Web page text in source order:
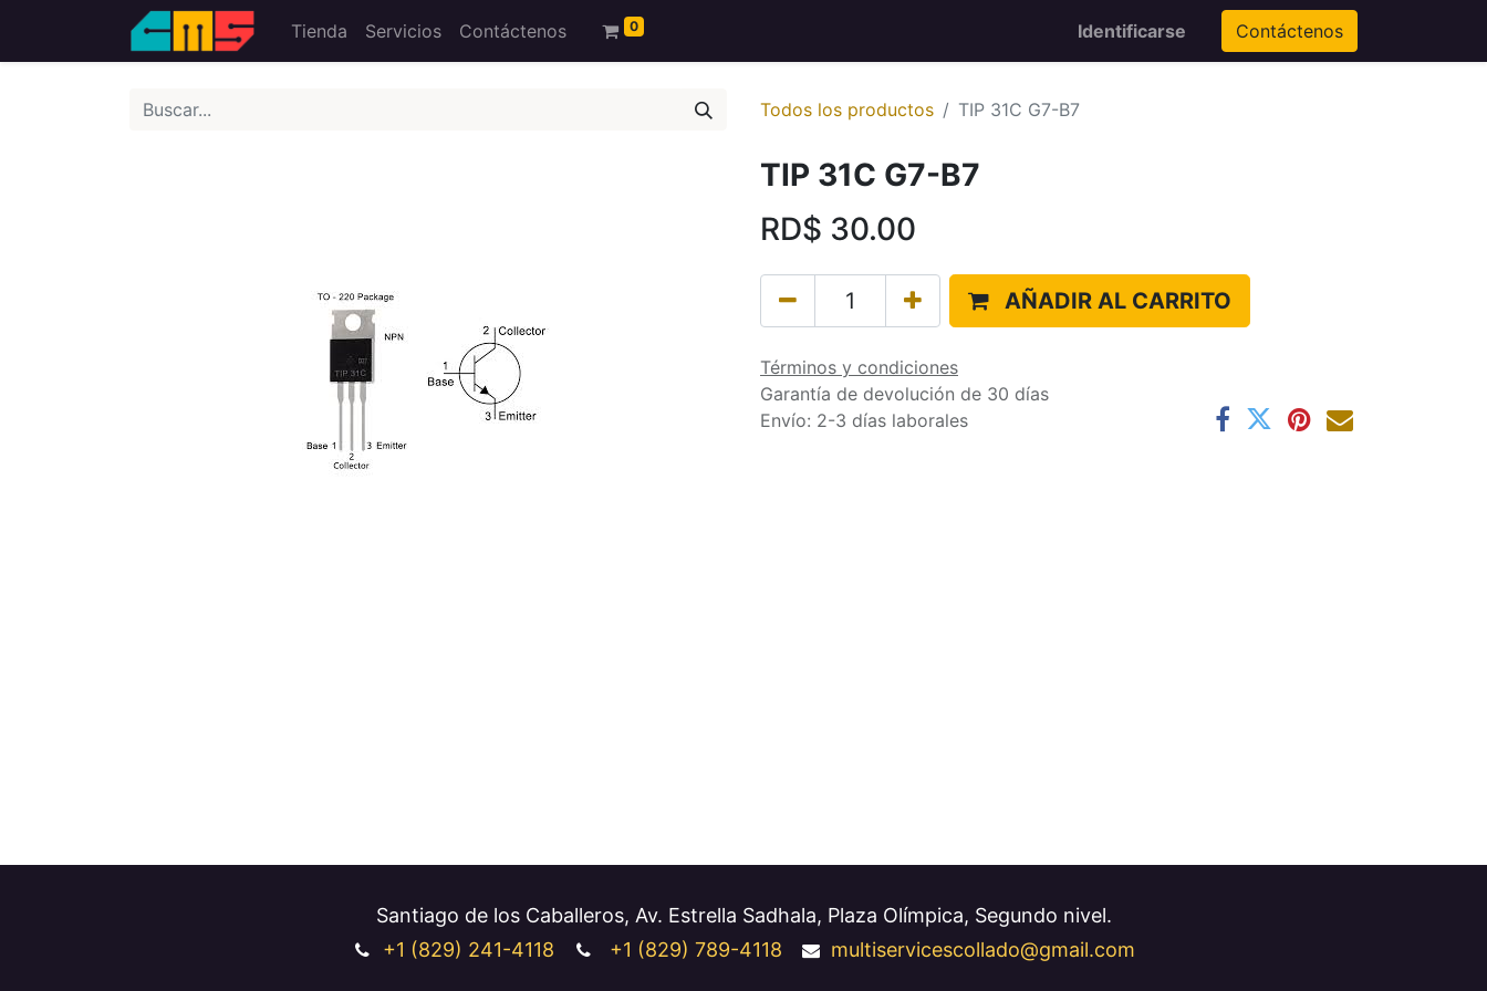
Tienda Servicios Contáctenos 0 Identificarse Contáctenos
Todos los productos TIP 31C G7-B7
TIP 31C G7-B7
RD$ 30.00
AÑADIR AL CARRITO
Términos y condiciones
Garantía de devolución de 30 días
Envío: 2-3 días laborales
Santiago de los Caballeros, Av. Estrella Sadhala, Plaza Olímpica, Segundo nivel.
+1 (829) 241-4118 +1 (829) 789-4118 multiservicescollado@gmail.com